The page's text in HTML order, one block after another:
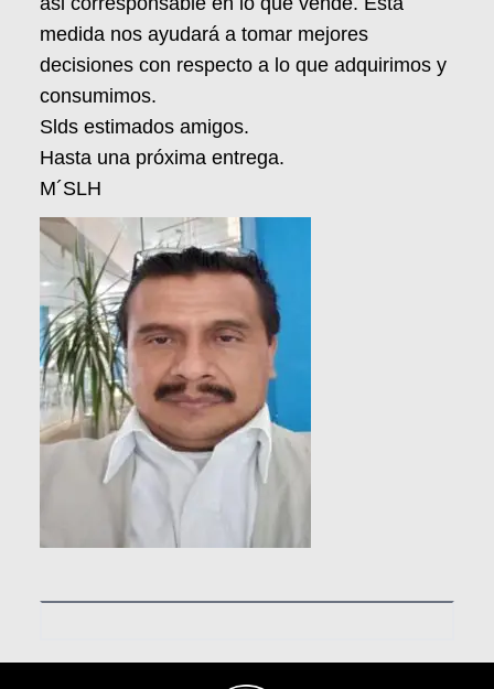
medida nos ayudará a tomar mejores
decisiones con respecto a lo que adquirimos y
consumimos.
Slds estimados amigos.
Hasta una próxima entrega.
M´SLH